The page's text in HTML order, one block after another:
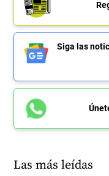
Siga las
Las más leídas